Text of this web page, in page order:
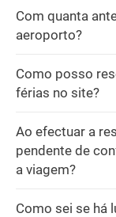
Com quanta
aeroporto?
Como posso
férias no site?
Ao efectuar a
pendente de
a viagem?
Como sei se há